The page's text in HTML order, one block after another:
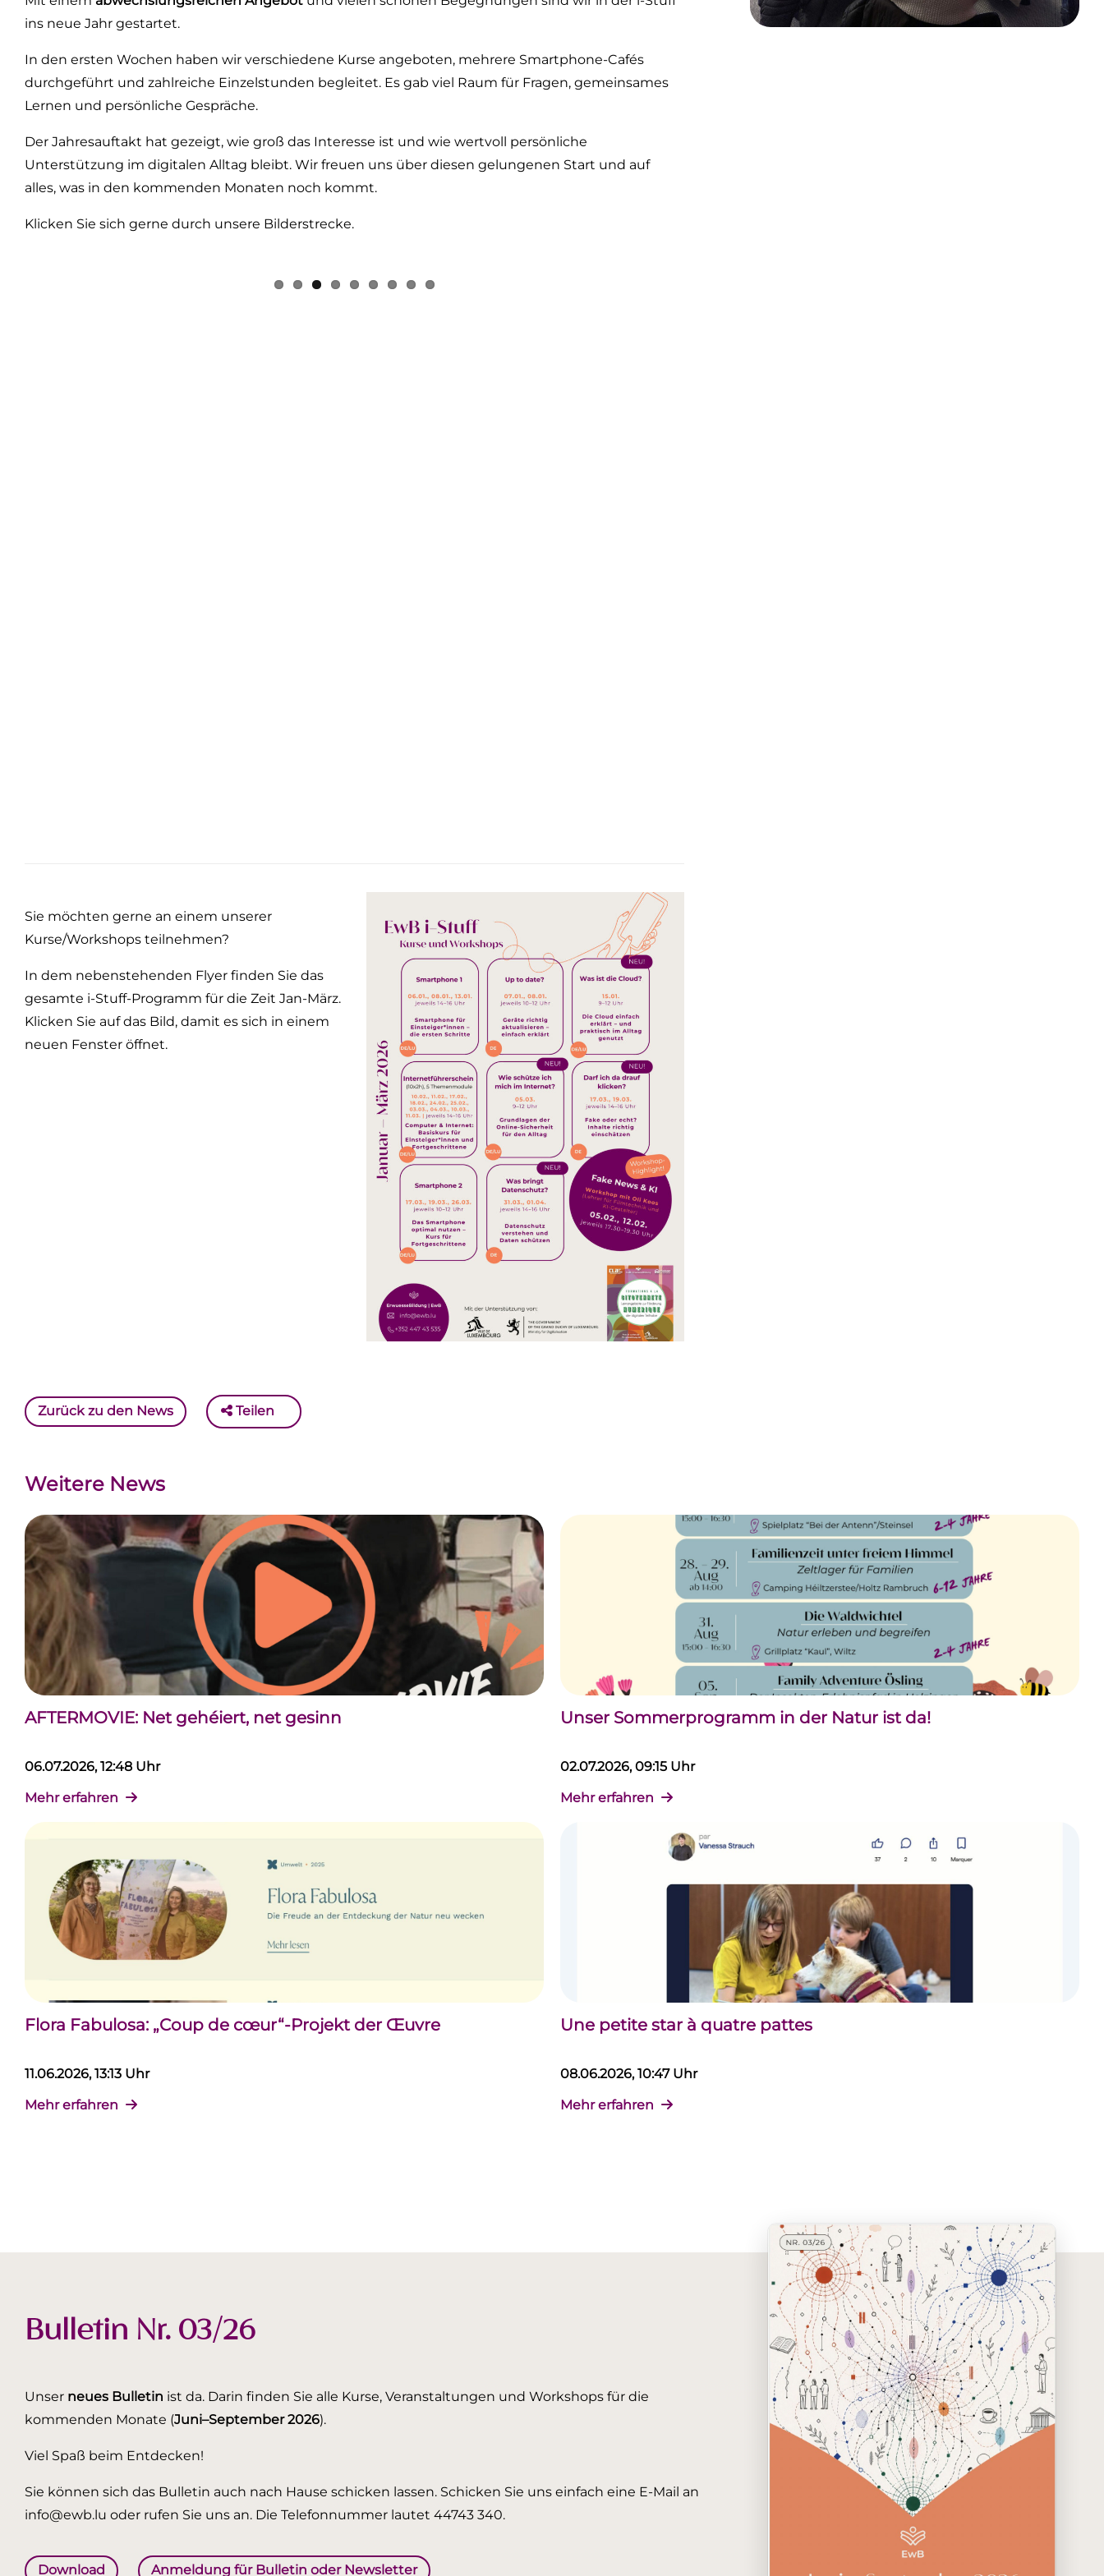
ins neue Jahr gestartet.
In den ersten Wochen haben wir verschiedene Kurse angeboten, mehrere Smartphone-Cafés
durchgeführt und zahlreiche Einzelstunden begleitet. Es gab viel Raum für Fragen, gemeinsames
Lernen und persönliche Gespräche.
Der Jahresauftakt hat gezeigt, wie groß das Interesse ist und wie wertvoll persönliche
Unterstützung im digitalen Alltag bleibt. Wir freuen uns über diesen gelungenen Start und auf
alles, was in den kommenden Monaten noch kommt.
Klicken Sie sich gerne durch unsere Bilderstrecke.
Sie möchten gerne an einem unserer
Kurse/Workshops teilnehmen?
In dem nebenstehenden Flyer finden Sie das
gesamte i-Stuff-Programm für die Zeit Jan-März.
Klicken Sie auf das Bild, damit es sich in einem
neuen Fenster öffnet.
Zurück zu den News Teilen
Weitere News
AFTERMOVIE: Net gehéiert, net gesinn
06.07.2026, 12:48 Uhr
Mehr erfahren
Unser Sommerprogramm in der Natur ist da!
02.07.2026, 09:15 Uhr
Mehr erfahren
Flora Fabulosa: „Coup de cœur“-Projekt der Œuvre
11.06.2026, 13:13 Uhr
Mehr erfahren
Une petite star à quatre pattes
08.06.2026, 10:47 Uhr
Mehr erfahren
Bulletin Nr. 03/26
Unser neues Bulletin ist da. Darin finden Sie alle Kurse, Veranstaltungen und Workshops für die
kommenden Monate (Juni–September 2026).
Viel Spaß beim Entdecken!
Sie können sich das Bulletin auch nach Hause schicken lassen. Schicken Sie uns einfach eine E-Mail an
info@ewb.lu oder rufen Sie uns an. Die Telefonnummer lautet 44743 340.
Download Anmeldung für Bulletin oder Newsletter